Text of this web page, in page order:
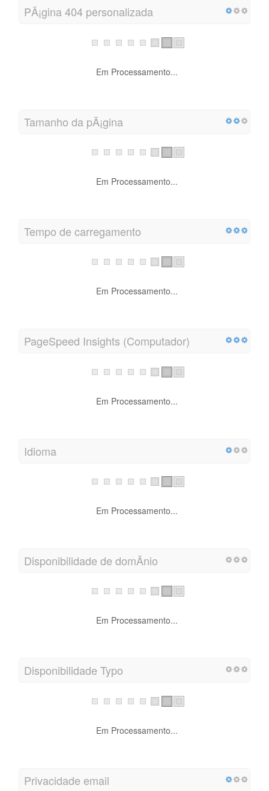
PÃ¡gina 404 personalizada
Em Processamento...
Tamanho da pÃ¡gina
Em Processamento...
Tempo de carregamento
Em Processamento...
PageSpeed Insights (Computador)
Em Processamento...
Idioma
Em Processamento...
Disponibilidade de domÃ­nio
Em Processamento...
Disponibilidade Typo
Em Processamento...
Privacidade email